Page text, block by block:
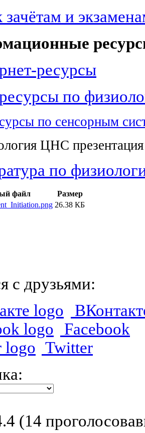
и
ресурсы
по
по сенсорным
ЦНС
по
файл
Размер
26.38 КБ
с друзьями:
Facebook
Twitter
(14